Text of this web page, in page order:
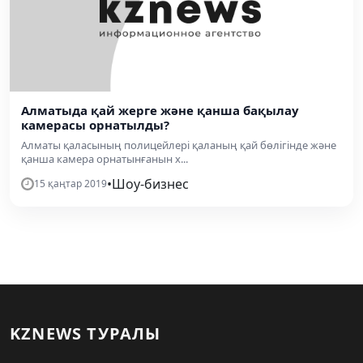
Алматыда қай жерге және қанша бақылау
камерасы орнатылды?
Алматы қаласының полицейлері қаланың қай бөлігінде және
қанша камера орнатынғанын х...
15 қаңтар 2019•Шоу-бизнес
KZNEWS ТУРАЛЫ